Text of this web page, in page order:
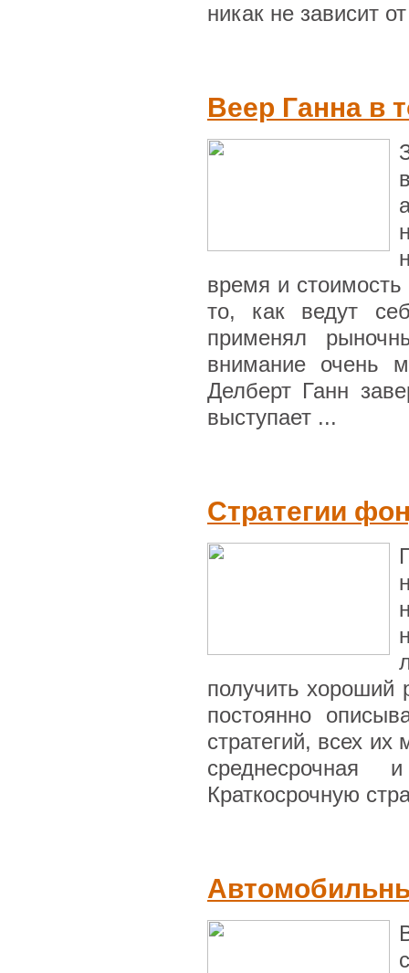
никак не зависит
Веер Ганна в
время и стоимость
то, как ведут
применял
внимание очень
Делберт Ганн
выступает ...
Стратегии
получить хороший
постоянно
стратегий, всех их
среднесрочная
Краткосрочную